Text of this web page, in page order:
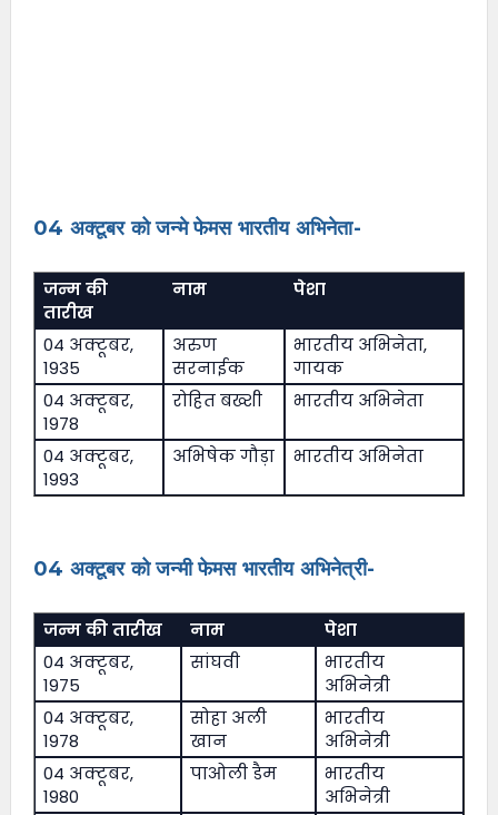
04 अक्टूबर को जन्मे फेमस भारतीय अभिनेता-
जन्म की
तारीख
नाम पेशा
04 अक्टूबर,
1935
अरुण
सरनाईक
भारतीय अभिनेता,
गायक
04 अक्टूबर,
1978
रोहित बख्शी भारतीय अभिनेता
04 अक्टूबर,
1993
अभिषेक गौड़ा भारतीय अभिनेता
04 अक्टूबर को जन्मी फेमस भारतीय अभिनेत्री-
जन्म की तारीख नाम
पेशा
04 अक्टूबर,
1975
सांघवी
भारतीय
अभिनेत्री
04 अक्टूबर,
1978
सोहा अली
खान
भारतीय
अभिनेत्री
04 अक्टूबर,
1980
पाओली डैम
भारतीय
अभिनेत्री